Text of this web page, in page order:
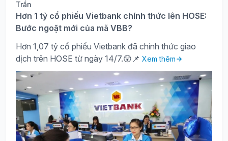
Hơn 1 tỷ cổ phiếu Vietbank chính thức lên HOSE:
Bước ngoặt mới của mã VBB?
Hơn 1,07 tỷ cổ phiếu Vietbank đã chính thức giao
dịch trên HOSE từ ngày 14/7.😲📌 Xem thêm